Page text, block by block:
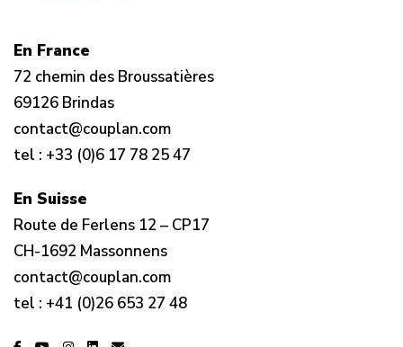
En France
72 chemin des Broussatières
69126 Brindas
contact@couplan.com
tel : +33 (0)6 17 78 25 47
En Suisse
Route de Ferlens 12 – CP17
CH-1692 Massonnens
contact@couplan.com
tel : +41 (0)26 653 27 48